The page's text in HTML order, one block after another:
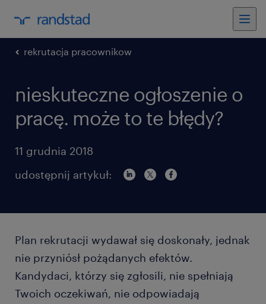
rekrutacja pracownikow
nieskuteczne ogłoszenie o
pracę. może to te błędy?
11 grudnia 2018
udostępnij artykuł:
Plan rekrutacji wydawał się doskonały, jednak
nie przyniósł pożądanych efektów.
Kandydaci, którzy się zgłosili, nie spełniają
Twoich oczekiwań, nie odpowiadają